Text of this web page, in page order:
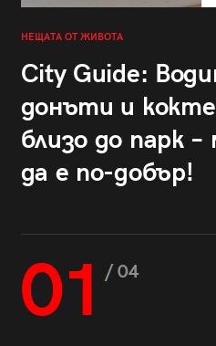
НЕЩАТА ОТ ЖИВОТА
City Guide:
донъти и
близо до парк
да е по-добър!
01 / 04